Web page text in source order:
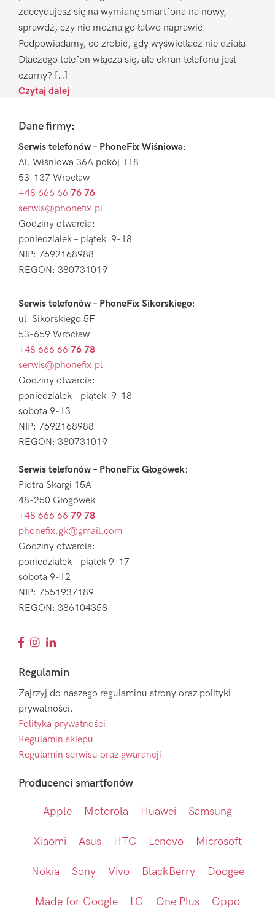
zdecydujesz się na wymianę smartfona na nowy,
sprawdź, czy nie można go łatwo naprawić.
Podpowiadamy, co zrobić, gdy wyświetlacz nie działa.
Dlaczego telefon włącza się, ale ekran telefonu jest
czarny? […]
Czytaj dalej
FooterDane firmy:
Serwis telefonów – PhoneFix Wiśniowa:
Al. Wiśniowa 36A pokój 118
53-137 Wrocław
+48 666 66 76 76
serwis@phonefix.pl
Godziny otwarcia:
poniedziałek – piątek 9-18
NIP: 7692168988
REGON: 380731019
Serwis telefonów – PhoneFix Sikorskiego:
ul. Sikorskiego 5F
53-659 Wrocław
+48 666 66 76 78
serwis@phonefix.pl
Godziny otwarcia:
poniedziałek – piątek 9-18
sobota 9-13
NIP: 7692168988
REGON: 380731019
Serwis telefonów – PhoneFix Głogówek:
Piotra Skargi 15A
48-250 Głogówek
+48 666 66 79 78
phonefix.gk@gmail.com
Godziny otwarcia:
poniedziałek – piątek 9-17
sobota 9-12
NIP: 7551937189
REGON: 386104358
Regulamin
Zajrzyj do naszego regulaminu strony oraz polityki
prywatności.
Polityka prywatności.
Regulamin sklepu.
Regulamin serwisu oraz gwarancji.
Producenci smartfonów
Apple Motorola Huawei Samsung
Xiaomi Asus HTC Lenovo Microsoft
Nokia Sony Vivo BlackBerry Doogee
Made for Google LG One Plus Oppo